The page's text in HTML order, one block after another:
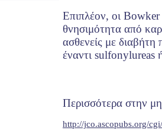
Επιπλέον, οι
θνησιμότητα από
ασθενείς με
έναντι sulfonylureas
Περισσότερα στην
http://jco.ascopubs.org/